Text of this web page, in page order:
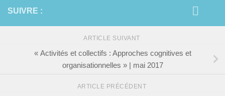
SUIVRE :
ARTICLE SUIVANT
« Activités et collectifs : Approches cognitives et
organisationnelles » | mai 2017
ARTICLE PRÉCÉDENT